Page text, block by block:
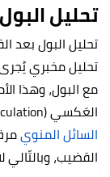
تحليل
تحليل مخبري
مع البول، وهذا
العَكسي (Retrograde ejaculation)،
السائل المنوي
القضيب،